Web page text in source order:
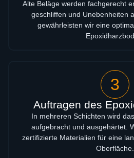
Alte Beläge werden fachgerecht
geschliffen und Unebenheiten
gewährleisten wir eine
3
Auftragen des
In mehreren Schichten wird
aufgebracht und ausgehärtet.
zertifizierte Materialien für eine
Oberfläche.